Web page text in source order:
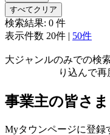
すべてクリア
検索結果: 0 件
表示件数 20件 | 50件
大ジャンルのみでの検
り込んで
事業主の皆さま
Myタウンページに登録